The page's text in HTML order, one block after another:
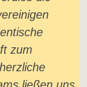
zum